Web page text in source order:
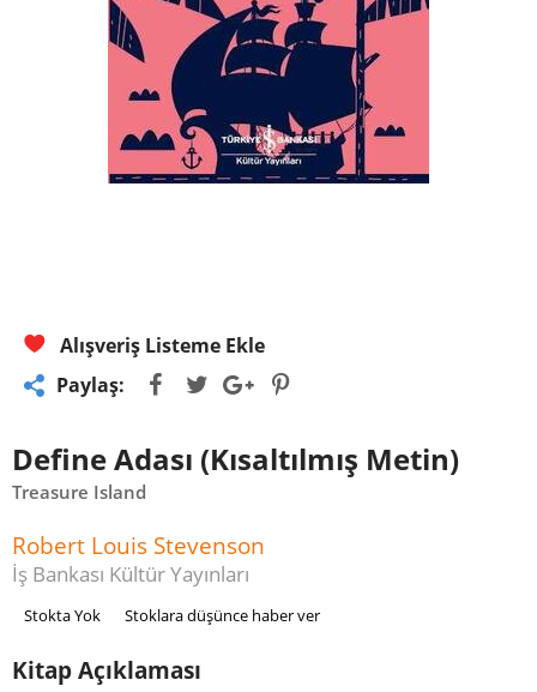
Alışveriş Listeme Ekle
Paylaş:
Define Adası (Kısaltılmış Metin)
Treasure Island
Robert Louis Stevenson
İş Bankası Kültür Yayınları
Stokta Yok Stoklara düşünce haber ver
Kitap Açıklaması